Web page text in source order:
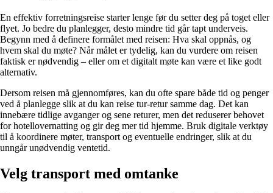
En effektiv forretningsreise starter lenge før du setter deg på toget eller
flyet. Jo bedre du planlegger, desto mindre tid går tapt underveis.
Begynn med å definere formålet med reisen: Hva skal oppnås, og
hvem skal du møte? Når målet er tydelig, kan du vurdere om reisen
faktisk er nødvendig – eller om et digitalt møte kan være et like godt
alternativ.
Dersom reisen må gjennomføres, kan du ofte spare både tid og penger
ved å planlegge slik at du kan reise tur-retur samme dag. Det kan
innebære tidlige avganger og sene returer, men det reduserer behovet
for hotellovernatting og gir deg mer tid hjemme. Bruk digitale verktøy
til å koordinere møter, transport og eventuelle endringer, slik at du
unngår unødvendig ventetid.
Velg transport med omtanke